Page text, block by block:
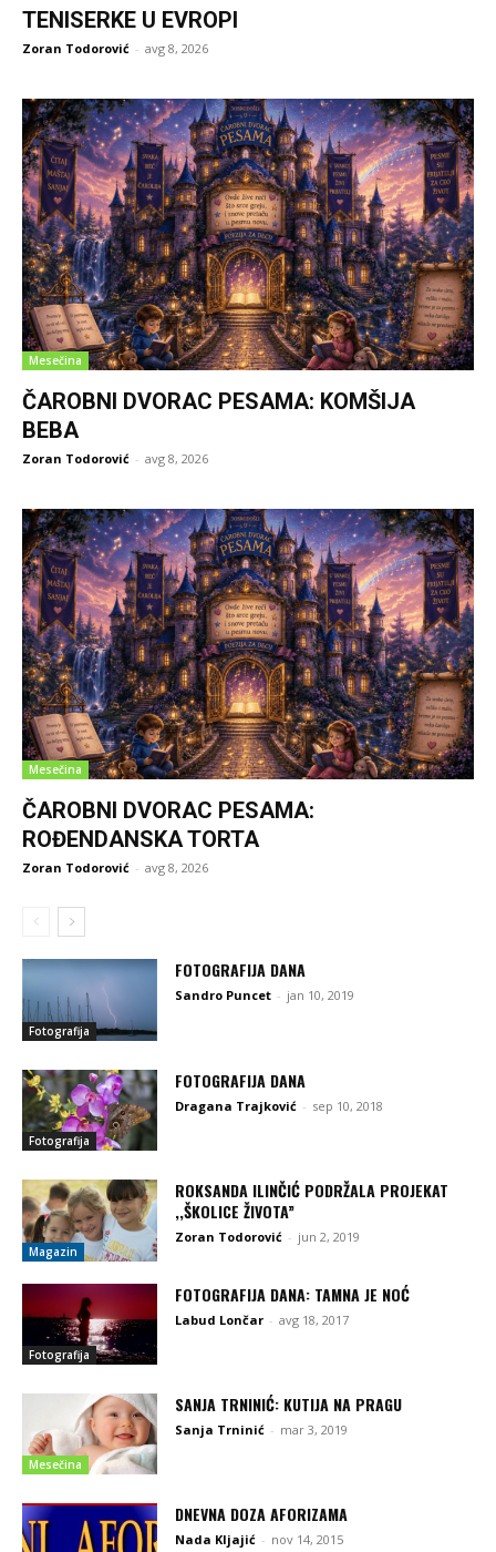
TENISERKE U EVROPI
Zoran Todorović - avg 8, 2026
Mesečina
ČAROBNI DVORAC PESAMA: KOMŠIJA
BEBA
Zoran Todorović - avg 8, 2026
Mesečina
ČAROBNI DVORAC PESAMA:
ROĐENDANSKA TORTA
Zoran Todorović - avg 8, 2026
Fotografija
FOTOGRAFIJA DANA
Sandro Puncet - jan 10, 2019
Fotografija
FOTOGRAFIJA DANA
Dragana Trajković - sep 10, 2018
Magazin
ROKSANDA ILINČIĆ PODRŽALA PROJEKAT
,,ŠKOLICE ŽIVOTA”
Zoran Todorović - jun 2, 2019
Fotografija
FOTOGRAFIJA DANA: TAMNA JE NOĆ
Labud Lončar - avg 18, 2017
Mesečina
SANJA TRNINIĆ: KUTIJA NA PRAGU
Sanja Trninić - mar 3, 2019
DNEVNA DOZA AFORIZAMA
Nada Kljajić - nov 14, 2015